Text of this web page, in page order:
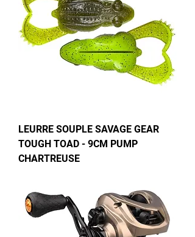
LEURRE SOUPLE SAVAGE GEAR
TOUGH TOAD - 9CM PUMP
CHARTREUSE